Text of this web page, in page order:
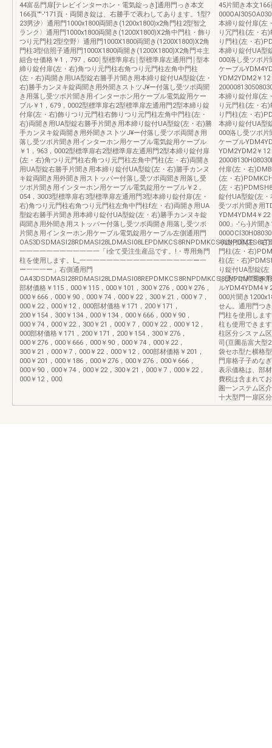
44富岳門扉[テレビインターホン・電気錠っき]通用門っき本文
166頁'"'-'171頁・両開き錠は、右勝手で表わしてあります。1型?
23男汐〉通用門1000x1800両聞き(1200x1800)x2角門柱2型智之
ランク〉通用門1000x1800両開き(1200X1800)X2角中門柱・飾り
つり元門柱2型空野〉通用門1000X1800両聞き(1200X1800)X2角
門柱3型信照子通用門1000X1800両開き(1200X1800)X2角門ヰ主
組合せ価格￥1，797，600￨型標準扉右￨型標準扉左通用門￨型本
締り錠付扉(左・右)角つり元門柱右角つり元門柱左角中門柱
(左・右)両開き用UA型錠右勝手片聞き用本締り錠付UA型錠(左・
右)勝手カンヌキ錠両聞き用外聞きストツJ¥ー付落し受ツポ両聞
き用落し受ツボ片聞き用インターホン用ケーブル電気錠用ケー
ブル￥1，679，0002型標準扉右2型標準扉左通用門2型本締り錠
付扉(左・右)飾りつり元門柱右飾りつり元門柱左角中門柱(左・
右)両開き用UA型錠右勝手片聞き用本締り錠付UA型錠(左・右)勝
手カンヌキ錠両開き用外聞きス卜ツJ¥ー付落し受ツボ両開き用
落し受ツボ片聞き用インターホン用ケーブル電気錠用ケーブル
￥1，963，0002型標準扉右2型標準扉左通用門2型本締り錠付扉
(左・右)角つり元門柱右角つり元門柱左角中門柱(左・右)両開き
用UA型錠右勝手片聞き用本締り錠付UA型錠(左・右)勝手カンヌ
キ錠両聞き用外聞き用ストッパー付落し受ツボ両聞き用落し受
ツボ片聞き用インターホン用ケーブル電気錠用ケーブル￥2，
054，3003型標準扉右3型標準扉左通用門3型本締り錠付扉(左・
右)角つり元門柱右角つり元門柱左角中門柱f左・右)両開き用UA
型錠右勝手片聞き用本締り錠付UA型錠(左・右)勝手カンヌキ錠
両聞き用外聞き用ストッパー付落し受ツボ両開き用落し受ツボ
片聞き用インターホン用ケーブル電気錠用ケーブル左側通用門
一一一一一一一一一一一一「i全て受注生産品です。!・専用角門
柱を使用します。L_一一一一一一一一一一一一一一一一一ー一
ー一一一ー」右側通用門
部材価格￥115，000￥115，000￥101，300￥276，000￥276，
000￥666，000￥90，000￥74，000￥22，300￥21，000￥7，
000￥22，000￥12，000部材価格￥171，200￥171，
200￥154，300￥134，000￥134，000￥666，000￥90，
000￥74，000￥22，300￥21，000￥7，000￥22，000￥12，
000部材価格￥171，200￥171，200￥154，300￥276，
000￥276，000￥666，000￥90，000￥74，000￥22，
300￥21，000￥7，000￥22，000￥12，000部材価格￥201，
000￥201，000￥186，000￥276，000￥276，000￥666，
000￥90，000￥74，000￥22，300￥21，000￥7，000￥22，
000￥12，000
45片聞き本文
本締り錠付扉(左
り冗門柱(左・右
り門柱(左・右
本締り錠付UA型
000洛し受ツボ
ケーブル
YDM2YDM2￥12
本締り錠付扉(左
り元門柱(左・右
り門柱(左・右
本締り錠付UA型
000洛し受ツボ
ケーブル
YDM2YDM2￥12
付扉(左・右
(左・右
(左・右
錠付UA型錠(左・
受ツボ片聞き用
YDM4YDM4￥
000」-'ら-}片聞
り錠付扉(左・右
門柱(左・右
柱(左・右
り錠付UA型錠{
し受ツボ片聞き
ルYDM4YDM4￥
000片聞き
せん。通用門つ
門柱を使用しま
柱も使用できま
柱区分シスァム
司(亘圃岳富大型
袋セホ型た横格
門扉格子子めな
表示価格は、部
費税は含まれて
圏一ンステム区
十大型門一扉区分